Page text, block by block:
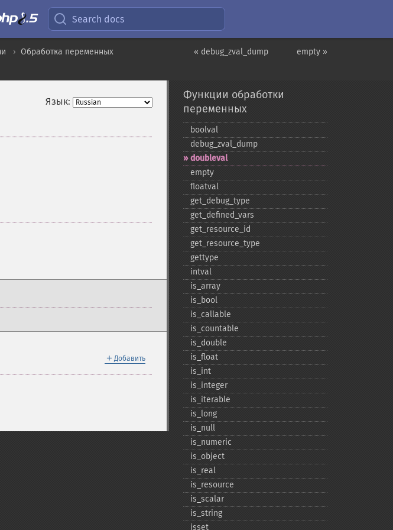
Search docs
empty »
« debug_zval_dump
Обработка переменных
Язык:
＋ Добавить
Функции обработки
переменных
boolval
debug_​zval_​dump
doubleval
empty
floatval
get_​debug_​type
get_​defined_​vars
get_​resource_​id
get_​resource_​type
gettype
intval
is_​array
is_​bool
is_​callable
is_​countable
is_​double
is_​float
is_​int
is_​integer
is_​iterable
is_​long
is_​null
is_​numeric
is_​object
is_​real
is_​resource
is_​scalar
is_​string
isset